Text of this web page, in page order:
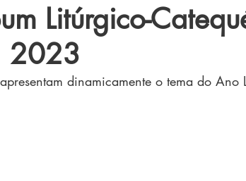
Litúrgico-
2023
dinamicamente o tema do Ano